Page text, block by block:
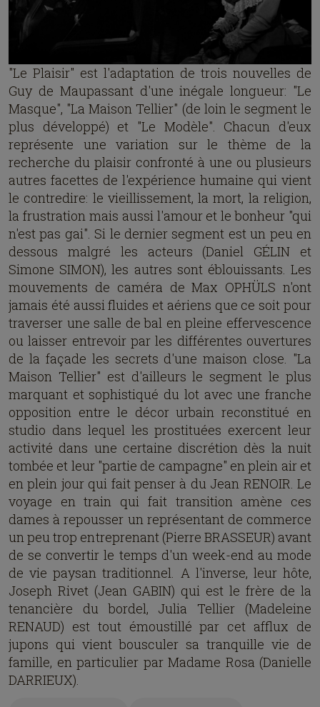
"Le Plaisir" est l'adaptation de trois nouvelles de
Guy de Maupassant d'une inégale longueur: "Le
Masque", "La Maison Tellier" (de loin le segment le
plus développé) et "Le Modèle". Chacun d'eux
représente une variation sur le thème de la
recherche du plaisir confronté à une ou plusieurs
autres facettes de l'expérience humaine qui vient
le contredire: le vieillissement, la mort, la religion,
la frustration mais aussi l'amour et le bonheur "qui
n'est pas gai". Si le dernier segment est un peu en
dessous malgré les acteurs (Daniel GÉLIN et
Simone SIMON), les autres sont éblouissants. Les
mouvements de caméra de Max OPHÜLS n'ont
jamais été aussi fluides et aériens que ce soit pour
traverser une salle de bal en pleine effervescence
ou laisser entrevoir par les différentes ouvertures
de la façade les secrets d'une maison close. "La
Maison Tellier" est d'ailleurs le segment le plus
marquant et sophistiqué du lot avec une franche
opposition entre le décor urbain reconstitué en
studio dans lequel les prostituées exercent leur
activité dans une certaine discrétion dès la nuit
tombée et leur "partie de campagne" en plein air et
en plein jour qui fait penser à du Jean RENOIR. Le
voyage en train qui fait transition amène ces
dames à repousser un représentant de commerce
un peu trop entreprenant (Pierre BRASSEUR) avant
de se convertir le temps d'un week-end au mode
de vie paysan traditionnel. A l'inverse, leur hôte,
Joseph Rivet (Jean GABIN) qui est le frère de la
tenancière du bordel, Julia Tellier (Madeleine
RENAUD) est tout émoustillé par cet afflux de
jupons qui vient bousculer sa tranquille vie de
famille, en particulier par Madame Rosa (Danielle
DARRIEUX).